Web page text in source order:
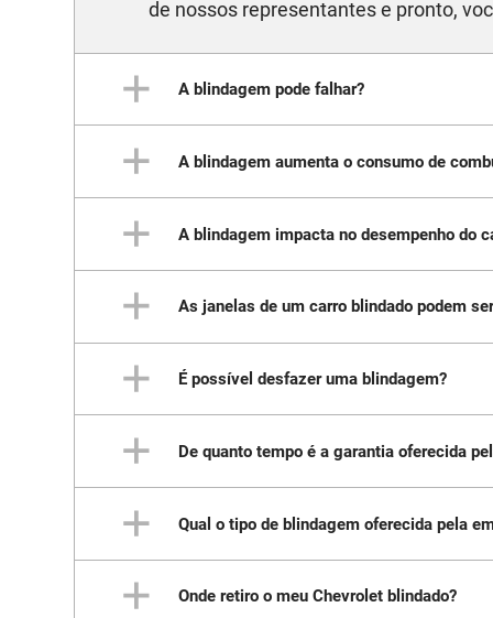
de nossos representantes e pronto,
A blindagem pode falhar?
Quando realizada corretamente, a
oferece garantia de 5 anos para
A blindagem aumenta o consumo de
Sim. Com o aumento de carga gerado
também aumenta, mas não se
peso extra.
A blindagem impacta no desempenho do
Devido à carga gerada, a blindagem
carros pequenos.
As janelas de um carro blindado podem
Sim, mas, por segurança, a
após a blindagem, mas é possível
É possível desfazer uma blindagem?
Sim, embora seja um processo
blindagem, é vender o veículo da
De quanto tempo é a garantia oferecida
Os veículos da Chevrolet blindados
veículo, exceto peças instaladas e/ou
Carbon oferece 5 anos de garantia
Qual o tipo de blindagem oferecida pela
A Carbon oferece a blindagem Nível
Onde retiro o meu Chevrolet blindado?